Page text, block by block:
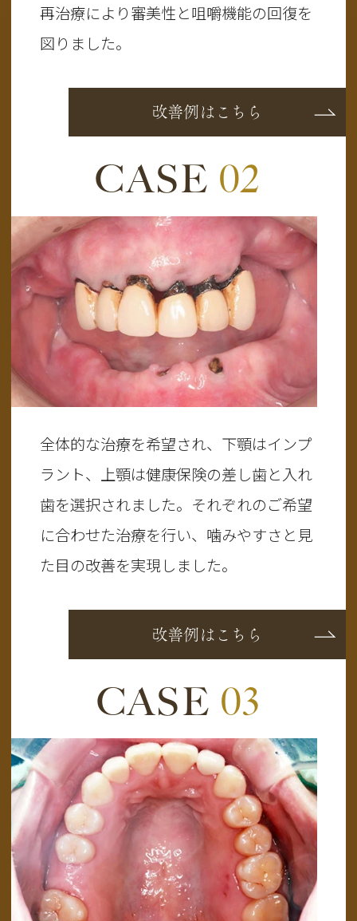
再治療により審美性と咀嚼機能の回復を
図りました。
改善例はこちら
CASE 02
全体的な治療を希望され、下顎はインプ
ラント、上顎は健康保険の差し歯と入れ
歯を選択されました。それぞれのご希望
に合わせた治療を行い、噛みやすさと見
た目の改善を実現しました。
改善例はこちら
CASE 03